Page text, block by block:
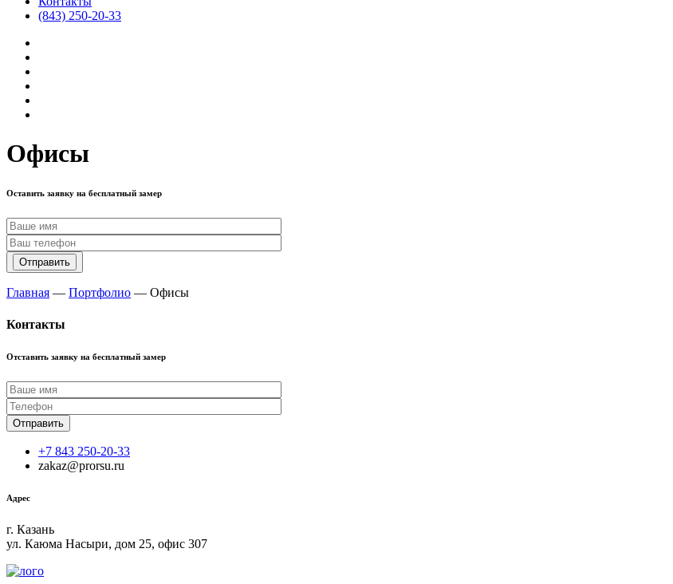
(843) 250-20-33
Офисы
Оставить заявку на бесплатный замер
Главная ― Портфолио ― Офисы
Контакты
Отставить заявку на бесплатный замер
+7 843 250-20-33
zakaz@prorsu.ru
Адрес
г. Казань
ул. Каюма Насыри, дом 25, офис 307